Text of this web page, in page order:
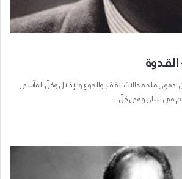
ادمون ملحمحالات الفقر والجوع والإذلال وكلّ المآسي
في لبنان وفي كلّ…